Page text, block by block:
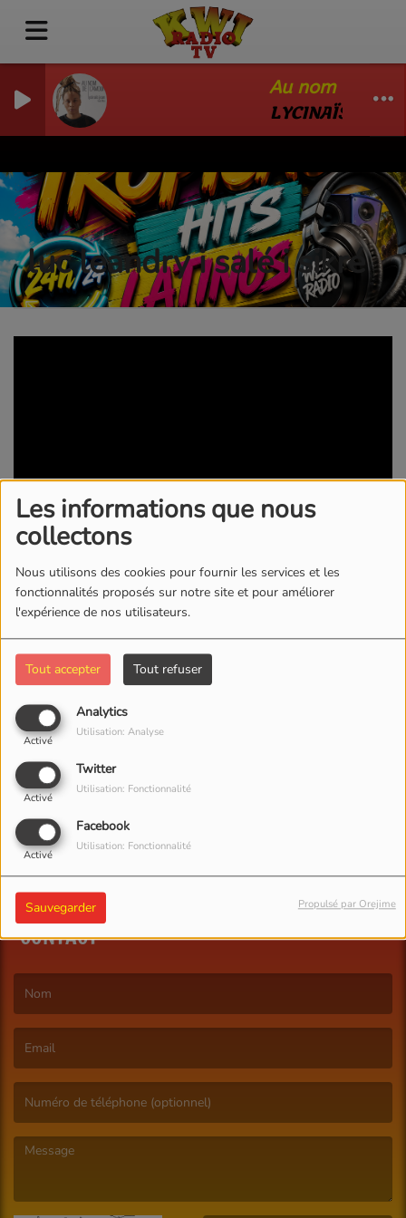
Les informations que nous
collectons
Nous utilisons des cookies pour fournir les services et les
fonctionnalités proposés sur notre site et pour améliorer
l'expérience de nos utilisateurs.
Tout accepter Tout refuser
Analytics
Activé
Utilisation: Analyse
Twitter
Activé
Utilisation: Fonctionnalité
Facebook
Activé
Utilisation: Fonctionnalité
Sauvegarder Propulsé par Orejime
Au nom de
LYCINAÏS JEAN
luc leandry i salé i sikré
02 FÉVRIER 2019 - 3552 VUES
KWI RADIO/TV
Commentaires(0)
Connectez-vous pour commenter cet article
CONTACT